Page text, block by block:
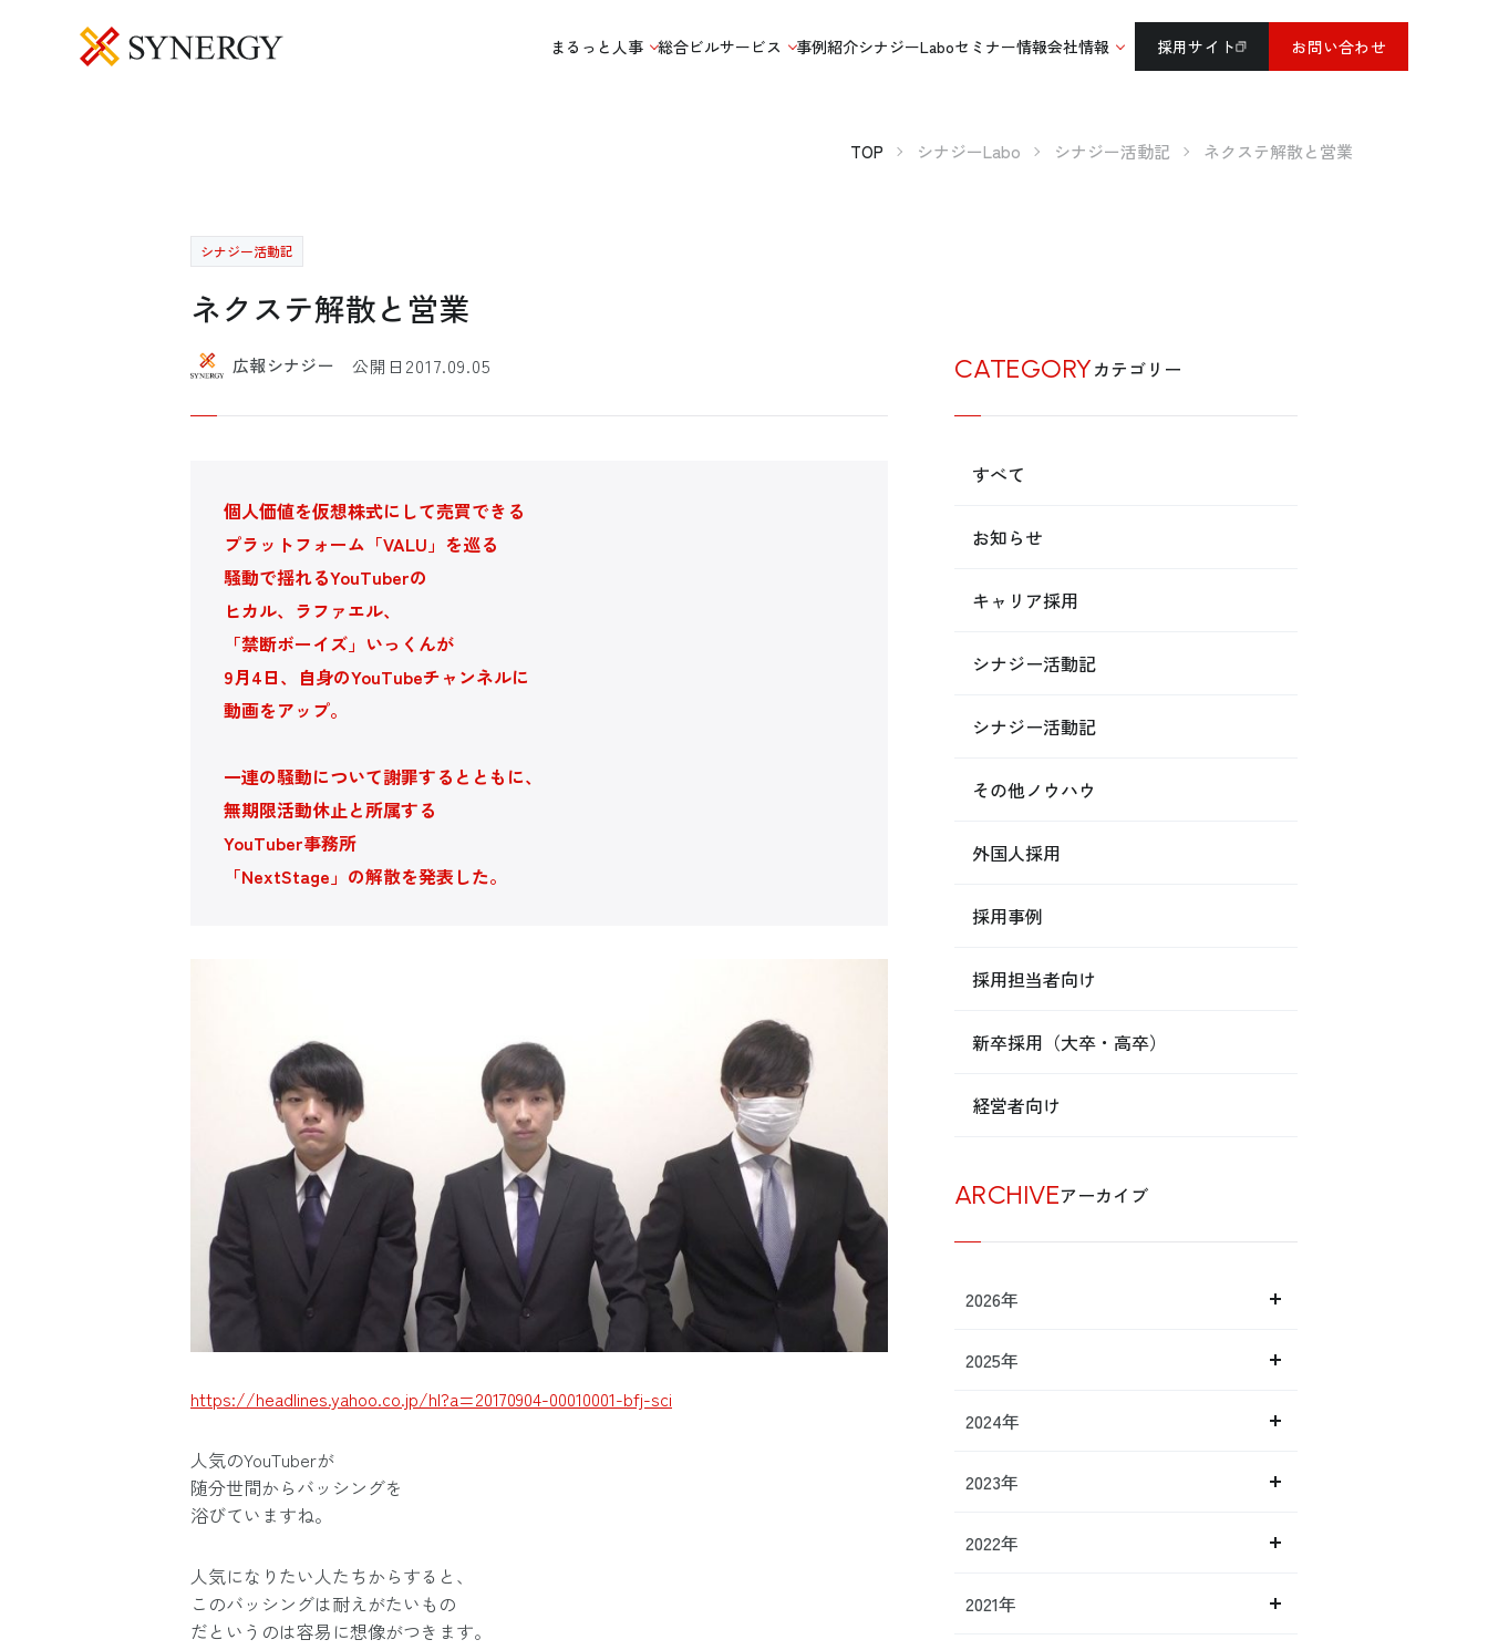
まるっと人事 総合ビルサービス 事例紹介シナジーLaboセミナー情報会社情報 採用サイト お問い合わせ
TOP シナジーLabo シナジー活動記 ネクステ解散と営業
シナジー活動記
ネクステ解散と営業
広報シナジー 公開日 2017.09.05
個人価値を仮想株式にして売買できる
プラットフォーム「VALU」を巡る
騒動で揺れるYouTuberの
ヒカル、ラファエル、
「禁断ボーイズ」いっくんが
9月4日、自身のYouTubeチャンネルに
動画をアップ。
一連の騒動について謝罪するとともに、
無期限活動休止と所属する
YouTuber事務所
「NextStage」の解散を発表した。
https://headlines.yahoo.co.jp/hl?a=20170904-00010001-bfj-sci
人気のYouTuberが
随分世間からバッシングを
浴びていますね。
人気になりたい人たちからすると、
このバッシングは耐えがたいもの
だというのは容易に想像がつきます。
CATEGORYカテゴリー
すべて
お知らせ
キャリア採用
シナジー活動記
シナジー活動記
その他ノウハウ
外国人採用
採用事例
採用担当者向け
新卒採用（大卒・高卒）
経営者向け
ARCHIVEアーカイブ
2026年
2025年
2024年
2023年
2022年
2021年